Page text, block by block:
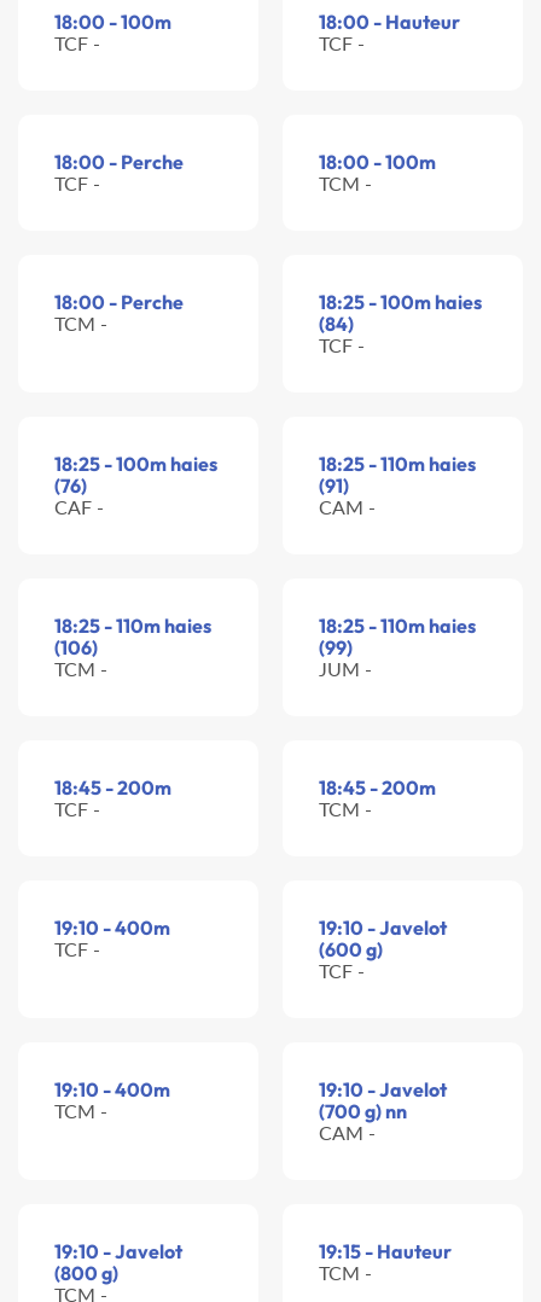
18:00 - 100m
TCF -
18:00 - Hauteur
TCF -
18:00 - Perche
TCF -
18:00 - 100m
TCM -
18:00 - Perche
TCM -
18:25 - 100m haies
(84)
TCF -
18:25 - 100m haies
(76)
CAF -
18:25 - 110m haies
(91)
CAM -
18:25 - 110m haies
(106)
TCM -
18:25 - 110m haies
(99)
JUM -
18:45 - 200m
TCF -
18:45 - 200m
TCM -
19:10 - 400m
TCF -
19:10 - Javelot
(600 g)
TCF -
19:10 - 400m
TCM -
19:10 - Javelot
(700 g) nn
CAM -
19:10 - Javelot
(800 g)
TCM -
19:15 - Hauteur
TCM -